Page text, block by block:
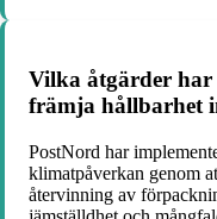
Vilka åtgärder
främja hållbarhet
PostNord har
klimatpåverkan genom
återvinning av